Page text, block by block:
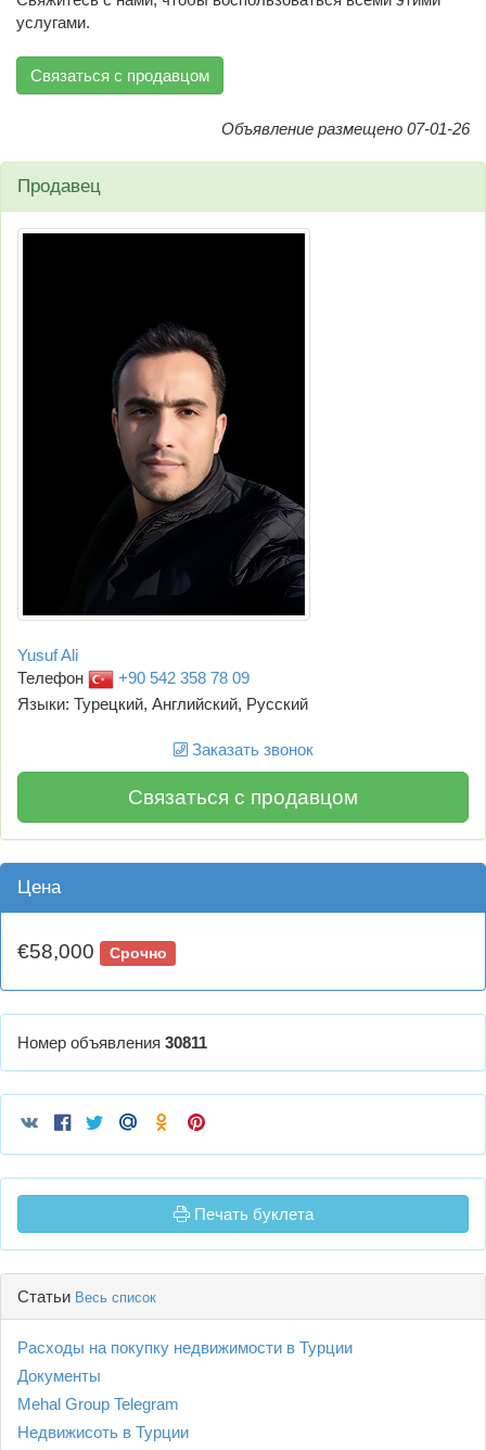
услугами.
Связаться с продавцом
Объявление размещено 07-01-26
Продавец
Yusuf Ali
Телефон
+90 542 358 78 09
Языки: Турецкий, Английский, Русский
Заказать звонок
Связаться с продавцом
Цена
€58,000 Срочно
Номер объявления 30811
Печать буклета
Статьи Весь список
Расходы на покупку недвижимости в Турции
Документы
Mehal Group Telegram
Недвижисоть в Турции